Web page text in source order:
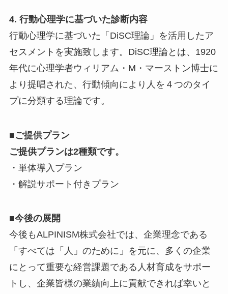
4. 行動心理学に基づいた診断内容
行動心理学に基づいた「DiSC理論」を活用したア
セスメントを実施致します。DiSC理論とは、1920
年代に心理学者ウィリアム・M・マーストン博士に
より提唱された、行動傾向により人を４つのタイ
プに分類する理論です。
■ご提供プラン
ご提供プランは2種類です。
・単体導入プラン
・解説サポート付きプラン
■今後の展開
今後もALPINISM株式会社では、企業理念である
「すべては「人」のために」を元に、多くの企業
にとって重要な経営課題である人材育成をサポー
トし、企業皆様の業績向上に貢献できれば幸いと